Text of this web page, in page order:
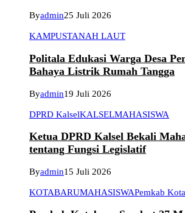
Byadmin25 Juli 2026
KAMPUSTANAH LAUT
Politala Edukasi Warga Desa
Bahaya Listrik Rumah Tangga
Byadmin19 Juli 2026
DPRD KalselKALSELMAHASISWA
Ketua DPRD Kalsel Bekali
tentang Fungsi Legislatif
Byadmin15 Juli 2026
KOTABARUMAHASISWAPemkab